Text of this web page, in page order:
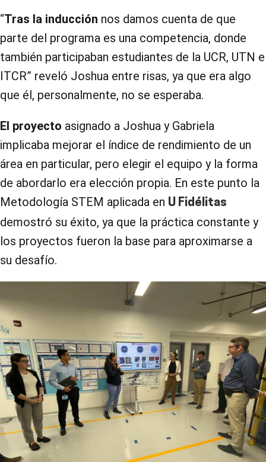
“Tras la inducción nos damos cuenta de que
parte del programa es una competencia, donde
también participaban estudiantes de la UCR, UTN e
ITCR” reveló Joshua entre risas, ya que era algo
que él, personalmente, no se esperaba.
El proyecto asignado a Joshua y Gabriela
implicaba mejorar el índice de rendimiento de un
área en particular, pero elegir el equipo y la forma
de abordarlo era elección propia. En este punto la
Metodología STEM aplicada en U Fidélitas
demostró su éxito, ya que la práctica constante y
los proyectos fueron la base para aproximarse a
su desafío.